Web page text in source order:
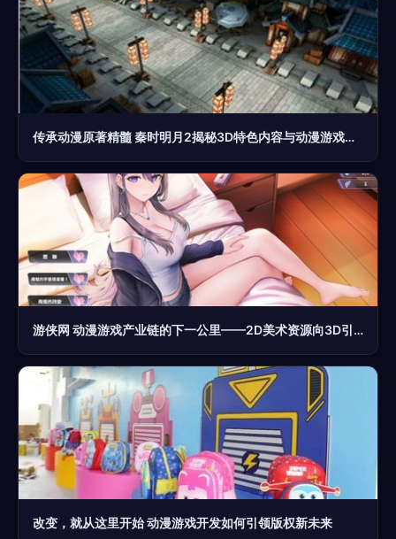
传承动漫原著精髓 秦时明月2揭秘3D特色内容与动漫游戏开发的艺术
游侠网 动漫游戏产业链的下一公里——2D美术资源向3D引擎的内容游荡
改变，就从这里开始 动漫游戏开发如何引领版权新未来